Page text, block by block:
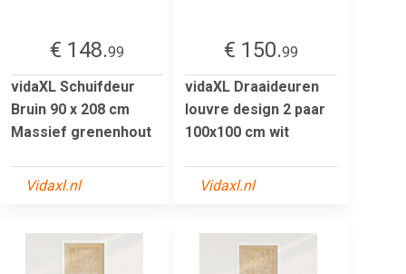
€ 148.99
vidaXL Schuifdeur
Bruin 90 x 208 cm
Massief grenenhout
Vidaxl.nl
€ 150.99
vidaXL Draaideuren
louvre design 2 paar
100x100 cm wit
Vidaxl.nl